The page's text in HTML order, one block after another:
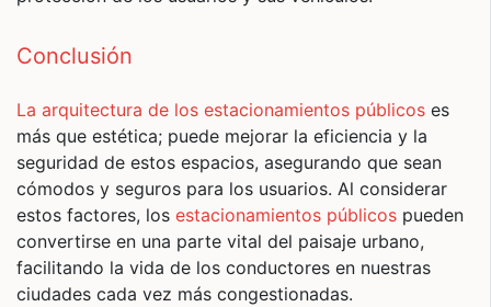
Conclusión
La arquitectura de los estacionamientos públicos es
más que estética; puede mejorar la eficiencia y la
seguridad de estos espacios, asegurando que sean
cómodos y seguros para los usuarios. Al considerar
estos factores, los estacionamientos públicos pueden
convertirse en una parte vital del paisaje urbano,
facilitando la vida de los conductores en nuestras
ciudades cada vez más congestionadas.